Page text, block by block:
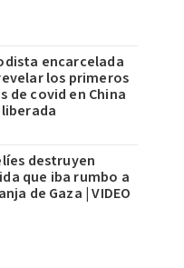
encarcelada
los primeros
de covid en China
destruyen
que iba rumbo a
de Gaza | VIDEO